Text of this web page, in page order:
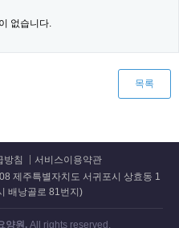
없습니다.
목록
방침
서비스이용약관
제주특별자치도 서귀포시 상효동 1
배낭골로 81번지)
양원. All rights reserved.